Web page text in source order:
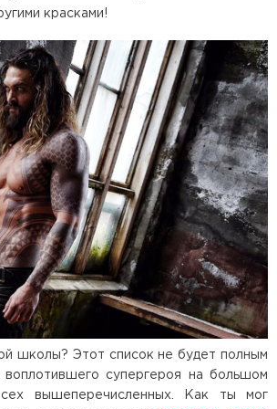
красками!
школы? Этот список не будет полным
воплотившего супергероя на большом
вышеперечисленных. Как ты мог